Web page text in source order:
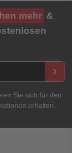
mehr &
keyboard_arrow_right
Sie sich für den
erhalten